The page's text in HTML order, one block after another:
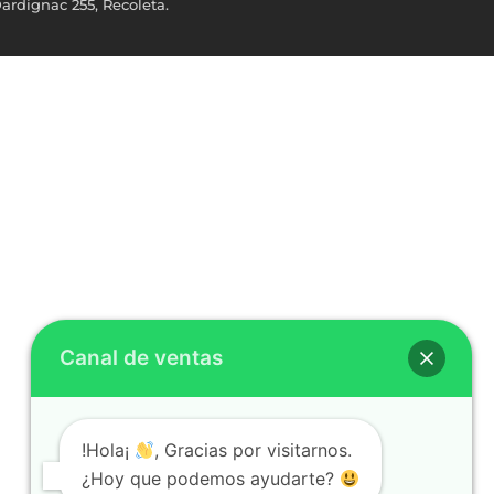
255, Recoleta.
Canal de ventas
!Hola¡
, Gracias por visitarnos.
¿Hoy que podemos ayudarte?